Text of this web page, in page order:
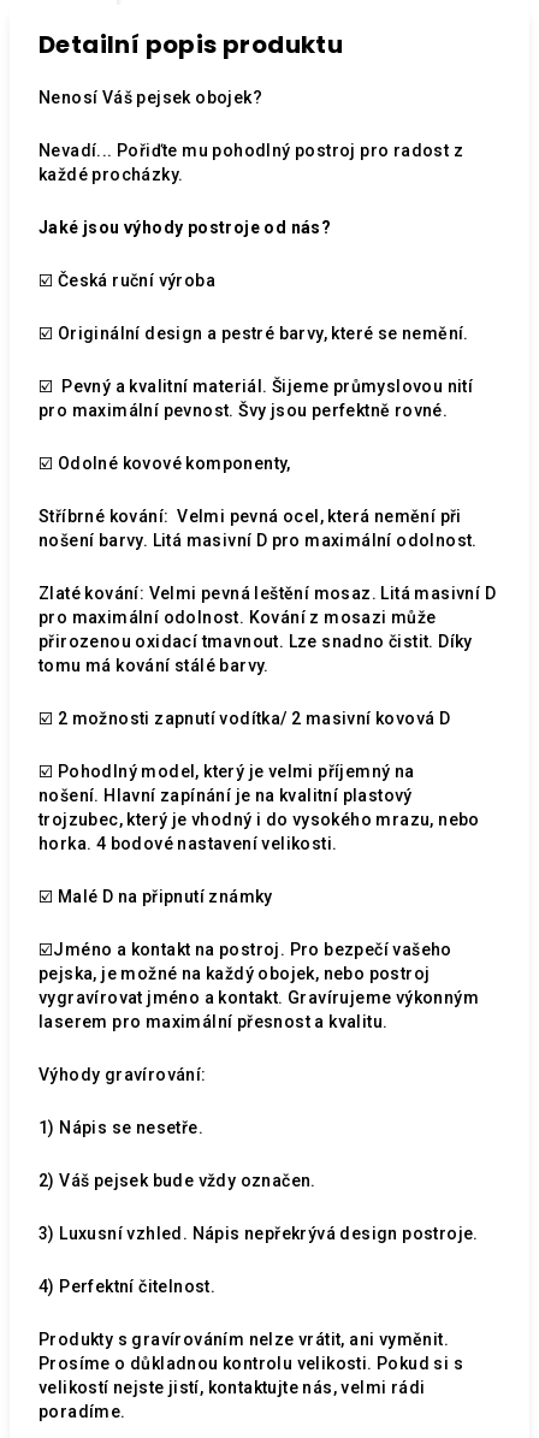
Detailní popis produktu
Nenosí Váš pejsek obojek?
Nevadí... Pořiďte mu pohodlný postroj pro radost z
každé procházky.
Jaké jsou výhody postroje od nás?
☑️ Česká ruční výroba
☑️ Originální design a pestré barvy, které se nemění.
☑️ Pevný a kvalitní materiál. Šijeme průmyslovou nití
pro maximální pevnost. Švy jsou perfektně rovné.
☑️ Odolné kovové komponenty,
Stříbrné kování: Velmi pevná ocel, která nemění při
nošení barvy. Litá masivní D pro maximální odolnost.
Zlaté kování: Velmi pevná leštění mosaz. Litá masivní D
pro maximální odolnost. Kování z mosazi může
přirozenou oxidací tmavnout. Lze snadno čistit. Díky
tomu má kování stálé barvy.
☑️ 2 možnosti zapnutí vodítka/ 2 masivní kovová D
☑️ Pohodlný model, který je velmi příjemný na
nošení. Hlavní zapínání je na kvalitní plastový
trojzubec, který je vhodný i do vysokého mrazu, nebo
horka. 4 bodové nastavení velikosti.
☑️ Malé D na připnutí známky
☑️Jméno a kontakt na postroj. Pro bezpečí vašeho
pejska, je možné na každý obojek, nebo postroj
vygravírovat jméno a kontakt. Gravírujeme výkonným
laserem pro maximální přesnost a kvalitu.
Výhody gravírování:
1) Nápis se nesetře.
2) Váš pejsek bude vždy označen.
3) Luxusní vzhled. Nápis nepřekrývá design postroje.
4) Perfektní čitelnost.
Produkty s gravírováním nelze vrátit, ani vyměnit.
Prosíme o důkladnou kontrolu velikosti. Pokud si s
velikostí nejste jistí, kontaktujte nás, velmi rádi
poradíme.